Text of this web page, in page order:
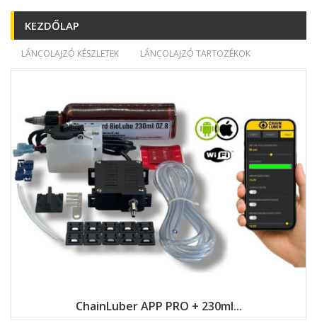
KEZDŐLAP
LÁNCOLAJZÓ KÉSZLETEK LÁNCOLAJZÓ TARTOZÉKOK
ChainLuber APP PRO + 230ml...